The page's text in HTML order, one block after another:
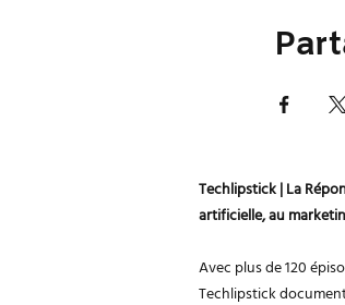
Techlipstick | La
artificielle, au
Avec plus de 120
Techlipstick